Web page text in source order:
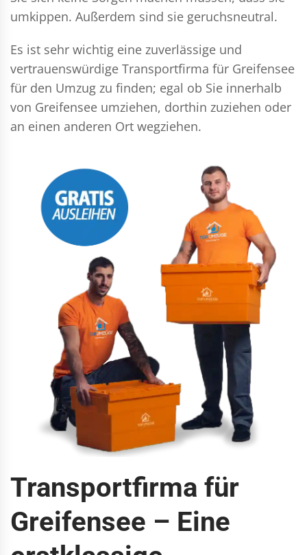
umkippen. Außerdem sind sie geruchsneutral.
Es ist sehr wichtig eine zuverlässige und
vertrauenswürdige Transportfirma für Greifensee
für den Umzug zu finden; egal ob Sie innerhalb
von Greifensee umziehen, dorthin zuziehen oder
an einen anderen Ort wegziehen.
Transportfirma für
Greifensee – Eine